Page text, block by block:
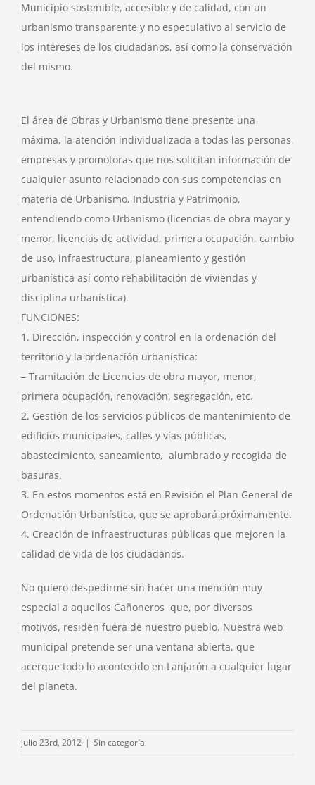
Municipio sostenible, accesible y de calidad, con un
urbanismo transparente y no especulativo al servicio de
los intereses de los ciudadanos, así como la conservación
del mismo.
El área de Obras y Urbanismo tiene presente una
máxima, la atención individualizada a todas las personas,
empresas y promotoras que nos solicitan información de
cualquier asunto relacionado con sus competencias en
materia de Urbanismo, Industria y Patrimonio,
entendiendo como Urbanismo (licencias de obra mayor y
menor, licencias de actividad, primera ocupación, cambio
de uso, infraestructura, planeamiento y gestión
urbanística así como rehabilitación de viviendas y
disciplina urbanística).
FUNCIONES:
1. Dirección, inspección y control en la ordenación del
territorio y la ordenación urbanística:
– Tramitación de Licencias de obra mayor, menor,
primera ocupación, renovación, segregación, etc.
2. Gestión de los servicios públicos de mantenimiento de
edificios municipales, calles y vías públicas,
abastecimiento, saneamiento, alumbrado y recogida de
basuras.
3. En estos momentos está en Revisión el Plan General de
Ordenación Urbanística, que se aprobará próximamente.
4. Creación de infraestructuras públicas que mejoren la
calidad de vida de los ciudadanos.
No quiero despedirme sin hacer una mención muy
especial a aquellos Cañoneros que, por diversos
motivos, residen fuera de nuestro pueblo. Nuestra web
municipal pretende ser una ventana abierta, que
acerque todo lo acontecido en Lanjarón a cualquier lugar
del planeta.
julio 23rd, 2012 | Sin categoría